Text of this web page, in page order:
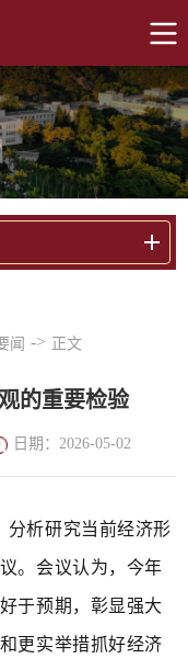
闻 -> 正文
的重要检验
日期：2026-05-02
分析研究当前经济形
。会议认为，今年
于预期，彰显强大
更实举措抓好经济